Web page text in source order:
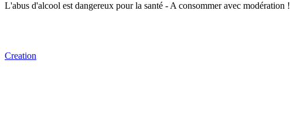
L'abus d'alcool est dangereux pour la santé - A consommer avec modération !
Creation